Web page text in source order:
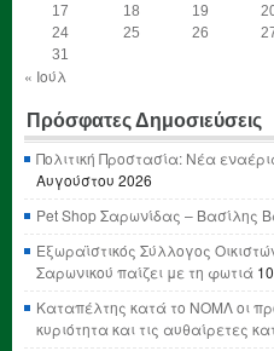
17
18 19
24
25 26
31
« Ιούλ
Πρόσφατες Δημοσιεύσεις
Πολιτική Προστασία: Νέα
Αυγούστου 2026
Pet Shop Σαρωνίδας – Βασίλης
Εξωραϊστικός Σύλλογος
Σαρωνικού παίζει με τη φωτιά
Καταπέλτης κατά το ΝΟΜΛ οι
κυριότητα και τις αυθαίρετες